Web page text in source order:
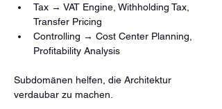
Tax → VAT Engine, Withholding Tax,
Transfer Pricing
Controlling → Cost Center Planning,
Profitability Analysis
Subdomänen helfen, die Architektur
verdaubar zu machen.